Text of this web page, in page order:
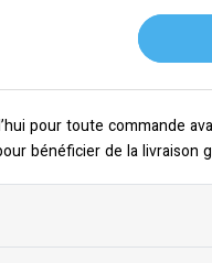
pour toute commande
bénéficier de la livraison